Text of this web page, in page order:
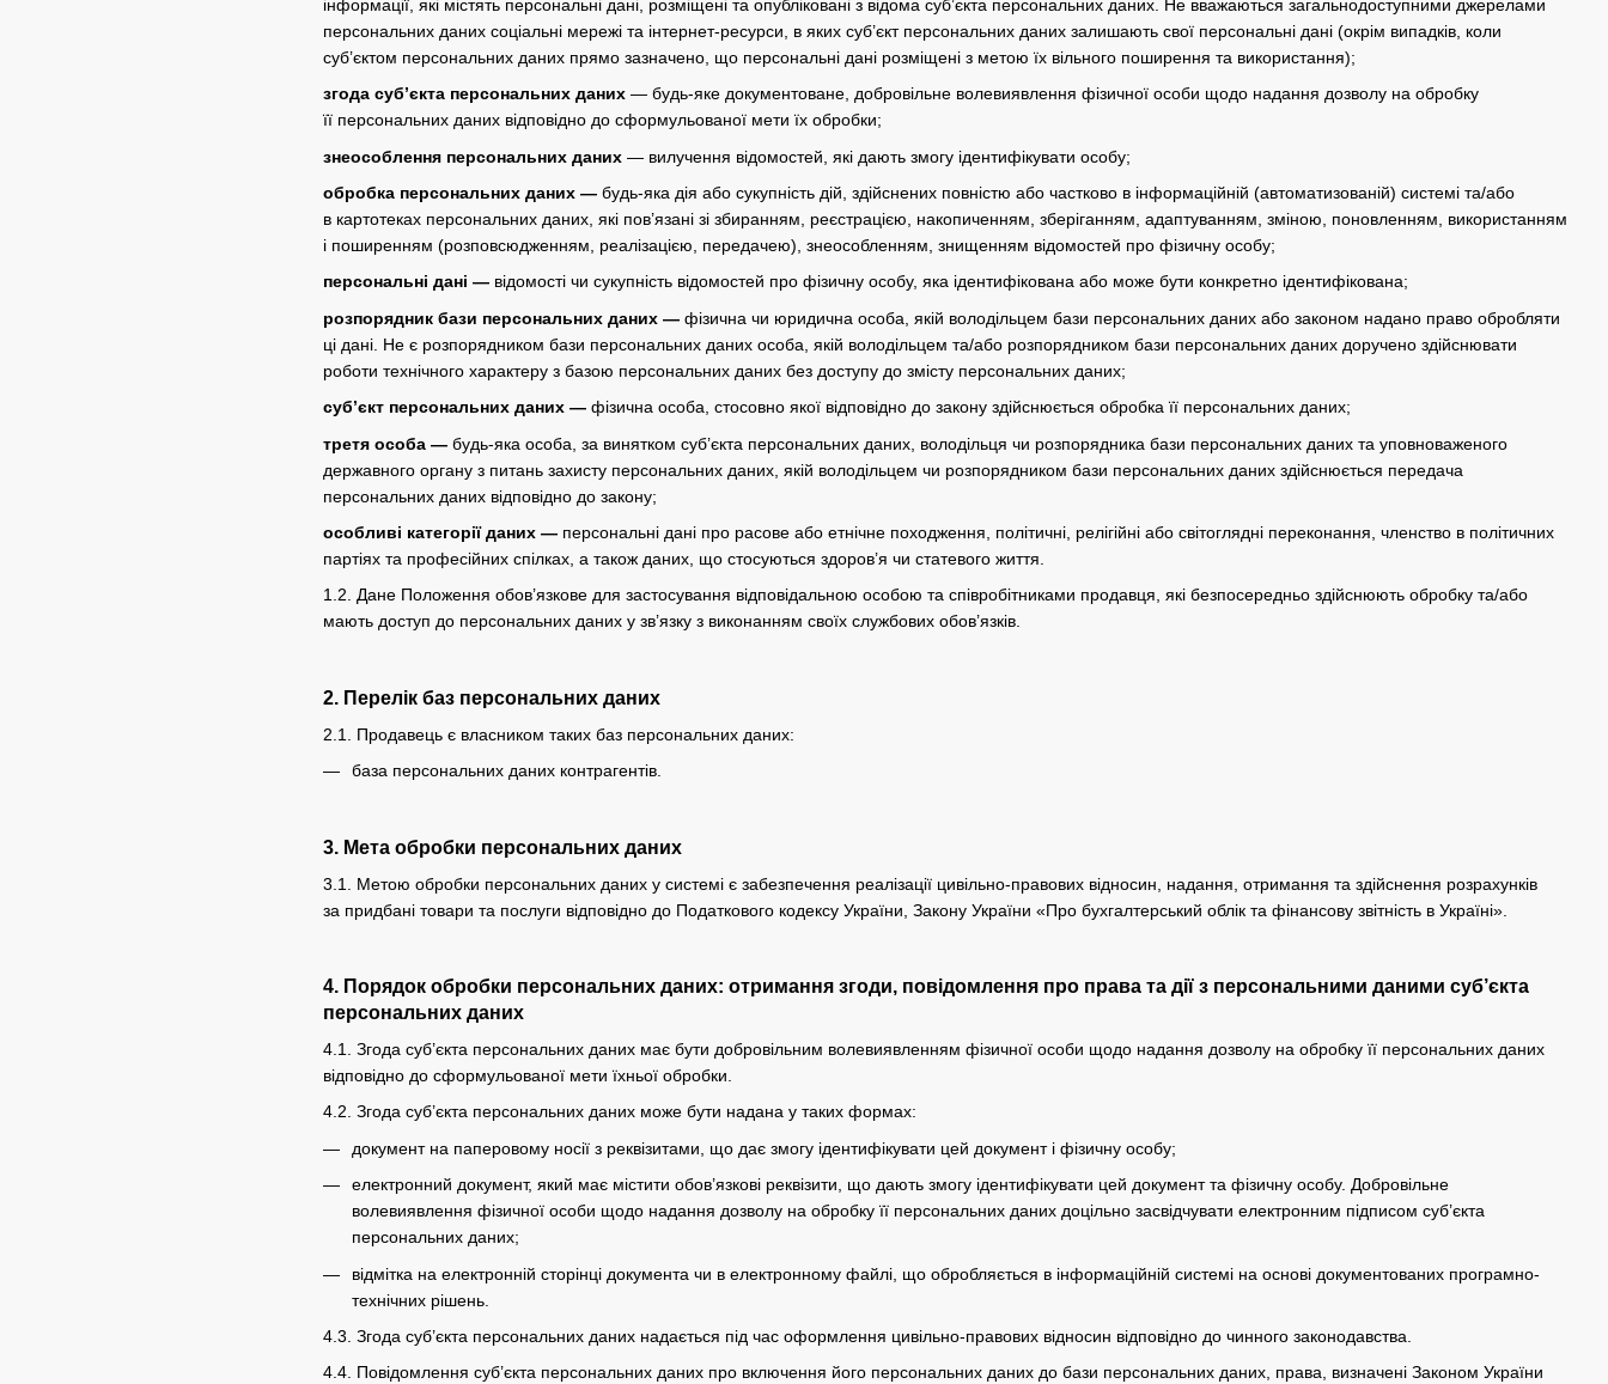
інформації, які містять персональні дані, розміщені та опубліковані з відома суб’єкта персональних даних. Не вважаються загальнодоступними джерелами
персональних даних соціальні мережі та інтернет-ресурси, в яких суб’єкт персональних даних залишають свої персональні дані (окрім випадків, коли
суб’єктом персональних даних прямо зазначено, що персональні дані розміщені з метою їх вільного поширення та використання);
згода суб’єкта персональних даних — будь-яке документоване, добровільне волевиявлення фізичної особи щодо надання дозволу на обробку
її персональних даних відповідно до сформульованої мети їх обробки;
знеособлення персональних даних — вилучення відомостей, які дають змогу ідентифікувати особу;
обробка персональних даних — будь-яка дія або сукупність дій, здійснених повністю або частково в інформаційній (автоматизованій) системі та/або
в картотеках персональних даних, які пов’язані зі збиранням, реєстрацією, накопиченням, зберіганням, адаптуванням, зміною, поновленням, використанням
і поширенням (розповсюдженням, реалізацією, передачею), знеособленням, знищенням відомостей про фізичну особу;
персональні дані — відомості чи сукупність відомостей про фізичну особу, яка ідентифікована або може бути конкретно ідентифікована;
розпорядник бази персональних даних — фізична чи юридична особа, якій володільцем бази персональних даних або законом надано право обробляти
ці дані. Не є розпорядником бази персональних даних особа, якій володільцем та/або розпорядником бази персональних даних доручено здійснювати
роботи технічного характеру з базою персональних даних без доступу до змісту персональних даних;
суб’єкт персональних даних — фізична особа, стосовно якої відповідно до закону здійснюється обробка її персональних даних;
третя особа — будь-яка особа, за винятком суб’єкта персональних даних, володільця чи розпорядника бази персональних даних та уповноваженого
державного органу з питань захисту персональних даних, якій володільцем чи розпорядником бази персональних даних здійснюється передача
персональних даних відповідно до закону;
особливі категорії даних — персональні дані про расове або етнічне походження, політичні, релігійні або світоглядні переконання, членство в політичних
партіях та професійних спілках, а також даних, що стосуються здоров’я чи статевого життя.
1.2. Дане Положення обов’язкове для застосування відповідальною особою та співробітниками продавця, які безпосередньо здійснюють обробку та/або
мають доступ до персональних даних у зв’язку з виконанням своїх службових обов’язків.
2. Перелік баз персональних даних
2.1. Продавець є власником таких баз персональних даних:
база персональних даних контрагентів.
3. Мета обробки персональних даних
3.1. Метою обробки персональних даних у системі є забезпечення реалізації цивільно-правових відносин, надання, отримання та здійснення розрахунків
за придбані товари та послуги відповідно до Податкового кодексу України, Закону України «Про бухгалтерський облік та фінансову звітність в Україні».
4. Порядок обробки персональних даних: отримання згоди, повідомлення про права та дії з персональними даними суб’єкта
персональних даних
4.1. Згода суб’єкта персональних даних має бути добровільним волевиявленням фізичної особи щодо надання дозволу на обробку її персональних даних
відповідно до сформульованої мети їхньої обробки.
4.2. Згода суб’єкта персональних даних може бути надана у таких формах:
документ на паперовому носії з реквізитами, що дає змогу ідентифікувати цей документ і фізичну особу;
електронний документ, який має містити обов’язкові реквізити, що дають змогу ідентифікувати цей документ та фізичну особу. Добровільне
волевиявлення фізичної особи щодо надання дозволу на обробку її персональних даних доцільно засвідчувати електронним підписом суб’єкта
персональних даних;
відмітка на електронній сторінці документа чи в електронному файлі, що обробляється в інформаційній системі на основі документованих програмно-
технічних рішень.
4.3. Згода суб’єкта персональних даних надається під час оформлення цивільно-правових відносин відповідно до чинного законодавства.
4.4. Повідомлення суб’єкта персональних даних про включення його персональних даних до бази персональних даних, права, визначені Законом України